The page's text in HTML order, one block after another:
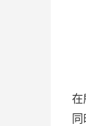
在